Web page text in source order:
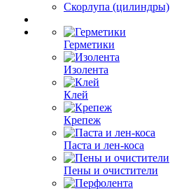
Скорлупа (цилиндры)
Герметики
Изолента
Клей
Крепеж
Паста и лен-коса
Пены и очистители